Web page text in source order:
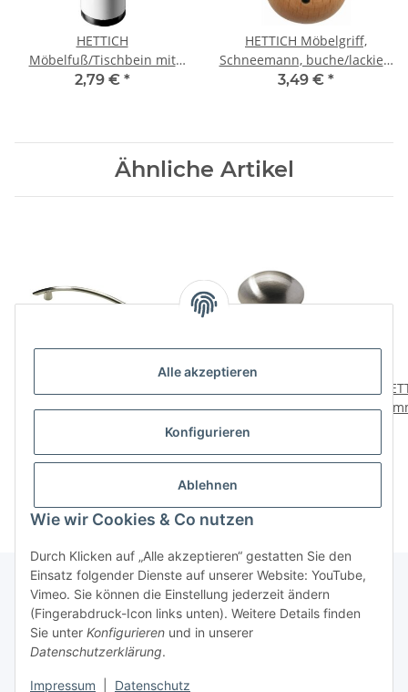
Alle akzeptieren
Konfigurieren
Ablehnen
Wie wir Cookies & Co nutzen
Durch Klicken auf „Alle akzeptieren“ gestatten Sie den
Einsatz folgender Dienste auf unserer Website: YouTube,
Vimeo. Sie können die Einstellung jederzeit ändern
(Fingerabdruck-Icon links unten). Weitere Details finden
Sie unter Konfigurieren und in unserer
Datenschutzerklärung.
Impressum Datenschutz
HETTICH
Möbelfuß/Tischbein mit
Befestigungsplatte, weiß, Ø
2,79 € *
HETTICH Möbelgriff,
Schneemann, buche/lackiert
, BA 16mm
3,49 € *
Ähnliche Artikel
Metall, Edelstahl-Optik,
26 mm, Metall,
Edelstahl-Optik
3,45 €
Über uns